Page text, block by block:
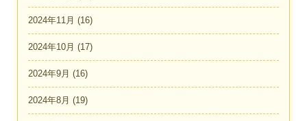
2024年11月 (16)
2024年10月 (17)
2024年9月 (16)
2024年8月 (19)